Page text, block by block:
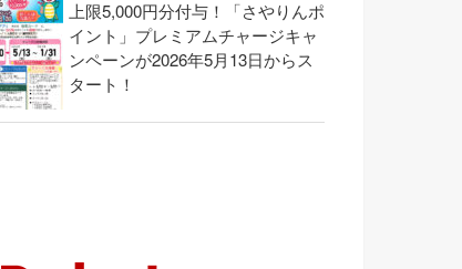
上限5,000円分付与！「さやりんポ
イント」プレミアムチャージキャ
ンペーンが2026年5月13日からス
タート！